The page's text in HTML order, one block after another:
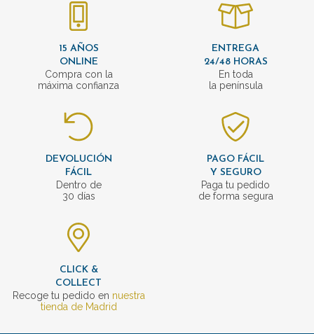
15 AÑOS
ONLINE
Compra con la
máxima confianza
ENTREGA
24/48 HORAS
En toda
la península
DEVOLUCIÓN
FÁCIL
Dentro de
30 días
PAGO FÁCIL
Y SEGURO
Paga tu pedido
de forma segura
CLICK &
COLLECT
Recoge tu pedido en nuestra
tienda de Madrid